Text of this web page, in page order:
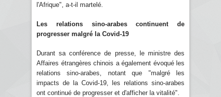
l'Afrique", a-t-il martelé.
Les relations sino-arabes continuent de
progresser malgré la Covid-19
Durant sa conférence de presse, le ministre des
Affaires étrangères chinois a également évoqué les
relations sino-arabes, notant que "malgré les
impacts de la Covid-19, les relations sino-arabes
ont continué de progresser et d'afficher la vitalité".